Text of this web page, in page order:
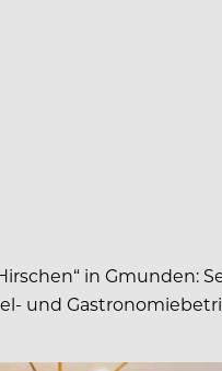
in Gmunden:
und